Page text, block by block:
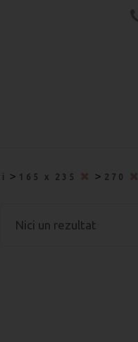
> 165 x 235 > 270
Nici un rezultat